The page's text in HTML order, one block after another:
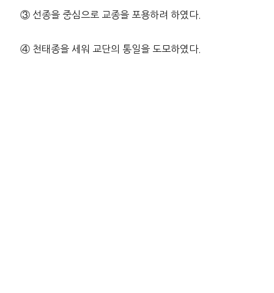
③ 선종을 중심으로 교종을 포용하려 하였다.
④ 천태종을 세워 교단의 통일을 도모하였다.